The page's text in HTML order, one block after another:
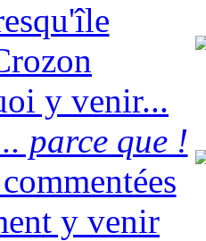
y venir...
parce que !
y venir